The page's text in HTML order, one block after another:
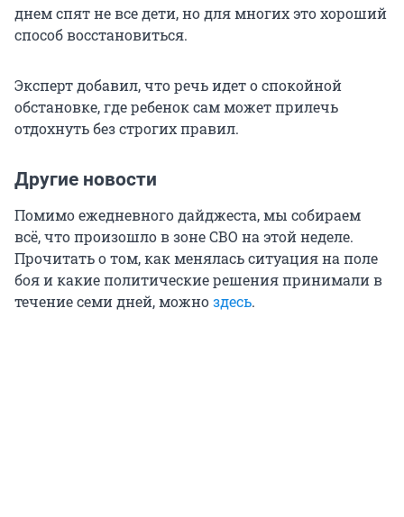
днем спят не все дети, но для многих это хороший
способ восстановиться.
Эксперт добавил, что речь идет о спокойной
обстановке, где ребенок сам может прилечь
отдохнуть без строгих правил.
Другие новости
Помимо ежедневного дайджеста, мы собираем
всё, что произошло в зоне СВО на этой неделе.
Прочитать о том, как менялась ситуация на поле
боя и какие политические решения принимали в
течение семи дней, можноздесь.